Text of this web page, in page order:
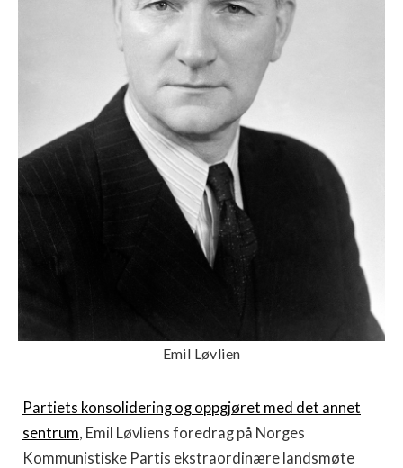
Emil Løvlien
Partiets konsolidering og oppgjøret med det annet
sentrum, Emil Løvliens foredrag på Norges
Kommunistiske Partis ekstraordinære landsmøte